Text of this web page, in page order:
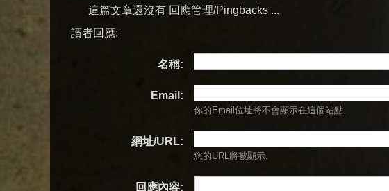
這篇文章還沒有 回應管理/Pingbacks ...
讀者回應:
名稱:
Email:
你的Email位址將不會顯示在這個站點.
網址/URL:
您的URL將被顯示.
回應內容: